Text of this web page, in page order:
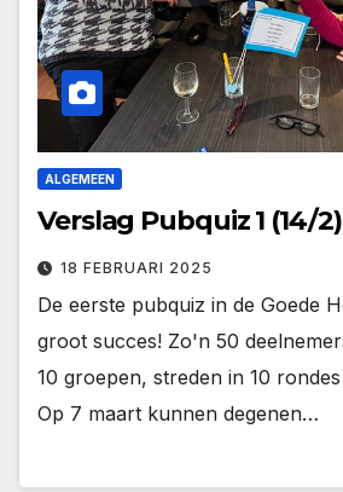
ALGEMEEN
Verslag Pubquiz 1 (14/2)
18 FEBRUARI 2025
De eerste pubquiz in de Goede
groot succes! Zo'n 50
10 groepen, streden in 10
Op 7 maart kunnen degenen…